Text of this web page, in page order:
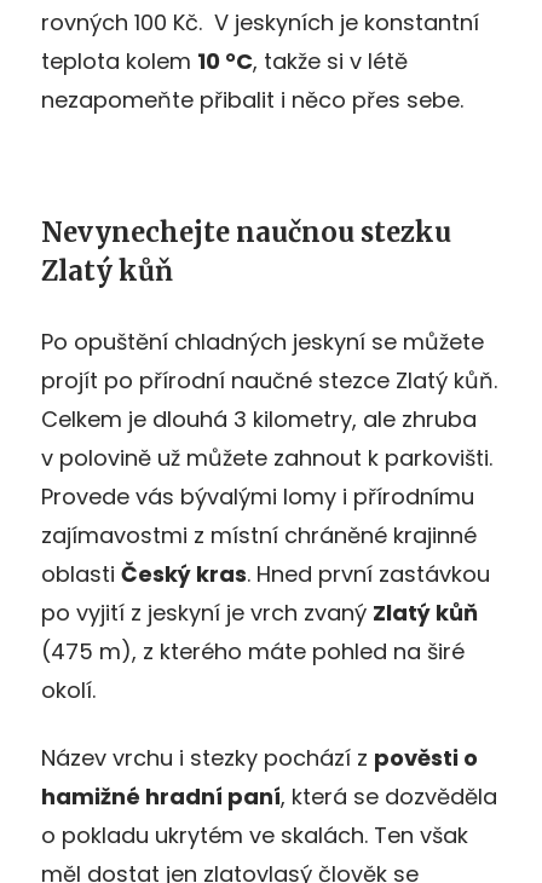
rovných 100 Kč. V jeskyních je konstantní
teplota kolem 10 °C, takže si v létě
nezapomeňte přibalit i něco přes sebe.
Nevynechejte naučnou stezku
Zlatý kůň
Po opuštění chladných jeskyní se můžete
projít po přírodní naučné stezce Zlatý kůň.
Celkem je dlouhá 3 kilometry, ale zhruba
v polovině už můžete zahnout k parkovišti.
Provede vás bývalými lomy i přírodnímu
zajímavostmi z místní chráněné krajinné
oblasti Český kras. Hned první zastávkou
po vyjití z jeskyní je vrch zvaný Zlatý kůň
(475 m), z kterého máte pohled na širé
okolí.
Název vrchu i stezky pochází z pověsti o
hamižné hradní paní, která se dozvěděla
o pokladu ukrytém ve skalách. Ten však
měl dostat jen zlatovlasý člověk se